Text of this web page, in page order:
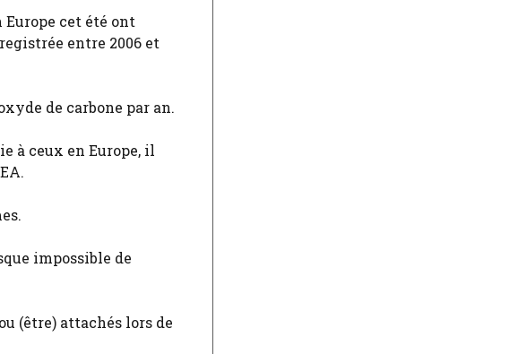
cet été ont
entre 2006 et
de carbone par an.
à ceux en Europe, il
impossible de
(être) attachés lors de